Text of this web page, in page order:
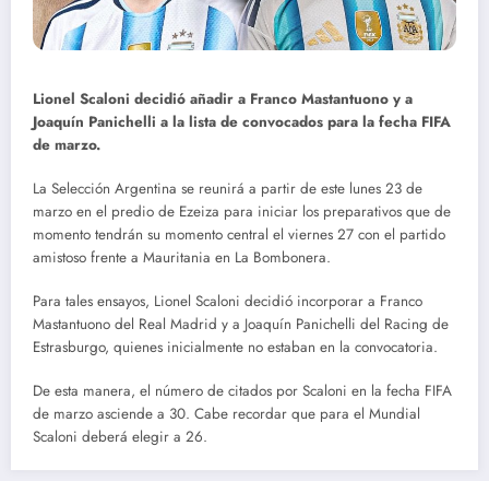
Lionel Scaloni decidió añadir a Franco Mastantuono y a
Joaquín Panichelli a la lista de convocados para la fecha FIFA
de marzo.
La Selección Argentina se reunirá a partir de este lunes 23 de
marzo en el predio de Ezeiza para iniciar los preparativos que de
momento tendrán su momento central el viernes 27 con el partido
amistoso frente a Mauritania en La Bombonera.
Para tales ensayos, Lionel Scaloni decidió incorporar a Franco
Mastantuono del Real Madrid y a Joaquín Panichelli del Racing de
Estrasburgo, quienes inicialmente no estaban en la convocatoria.
De esta manera, el número de citados por Scaloni en la fecha FIFA
de marzo asciende a 30. Cabe recordar que para el Mundial
Scaloni deberá elegir a 26.